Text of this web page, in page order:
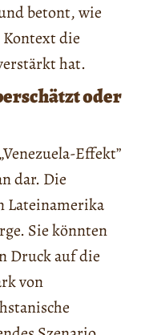
betont, wie
die
hat.
oder
Effekt”
dar. Die
Lateinamerika
Sie könnten
Druck auf die
von